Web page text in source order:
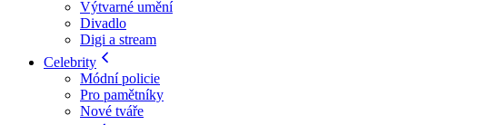
Výtvarné umění
Divadlo
Digi a stream
Celebrity
Módní policie
Pro pamětníky
Nové tváře